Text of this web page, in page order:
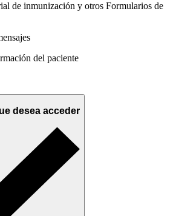
de inmunización y otros Formularios de
del paciente
desea acceder